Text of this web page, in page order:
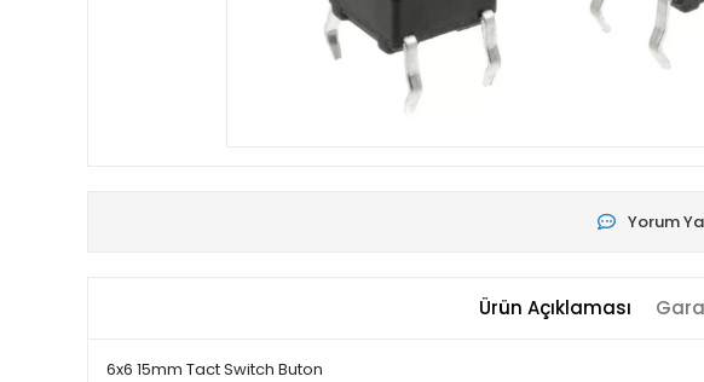
Yorum
Ürün Açıklaması
6x6 15mm Tact Switch Buton